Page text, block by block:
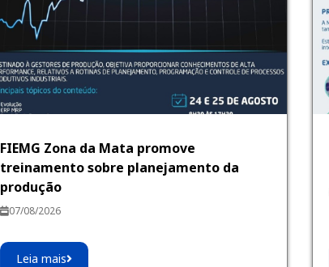
FIEMG Zona da Mata promove
treinamento sobre planejamento da
produção
07/08/2026
Leia mais